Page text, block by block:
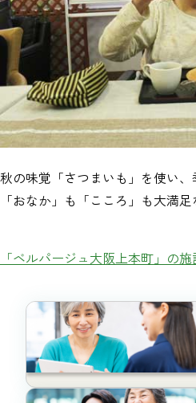
秋の味覚「さつまいも」を使い、
「おなか」も「こころ」も大満
「ベルパージュ大阪上本町」の